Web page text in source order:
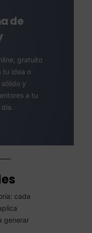
de
gratuito
tu idea o
y
a tu
cada
generar